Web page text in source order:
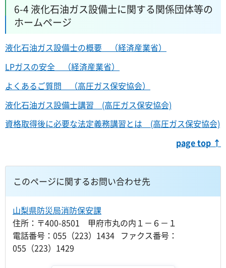
6-4 液化石油ガス設備士に関する関係団体等の
ホームページ
液化石油ガス設備士の概要 （経済産業省）
LPガスの安全 （経済産業省）
よくあるご質問 （高圧ガス保安協会）
液化石油ガス設備士講習 (高圧ガス保安協会)
資格取得後に必要な法定義務講習とは (高圧ガス保安協会)
page top ↑
このページに関するお問い合わせ先
山梨県防災局消防保安課
住所：〒400-8501 甲府市丸の内１－６－１
電話番号：055（223）1434 ファクス番号：
055（223）1429